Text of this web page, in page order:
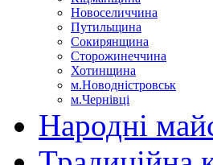
Новоселиччина
Путильщина
Сокирянщина
Сторожинеччина
Хотинщина
м.Новодністровськ
м.Чернівці
Народні